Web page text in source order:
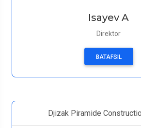
Isayev A
Direktor
BATAFSIL
Djizak Piramide